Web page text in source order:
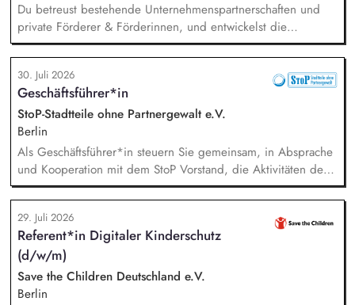
Du betreust bestehende Unternehmenspartnerschaften und
private Förderer & Förderinnen, und entwickelst die
Zusammenarbeit systematisch weiter. Du identifizierst neue
Unternehmen und Förderer & Förderinnen und sprichst sie
aktiv an. Du planst und setzt Fundraising-Maßnahmen
eigenständig um und verfolgst deren Ergebnisse. Du
arbeitest eng mit der Landesdirektion, dem Marketing und
unseren Programmkollegen zusammen.
30. Juli 2026
Geschäftsführer*in
StoP-Stadtteile ohne Partnergewalt e.V.
Berlin
Als Geschäftsführer*in steuern Sie gemeinsam, in Absprache
und Kooperation mit dem StoP Vorstand, die Aktivitäten der
Bundesfachstelle StoP. Im Einzelnen bedeutet das:
Projektmanagement und Verantwortung für die Umsetzung
des Gesamtprojektes, Gesamtsteuerung und Sicherstellung
des wirtschaftlichen Betriebes der Geschäftsstelle und des
Vereins (Finanzierung, Controlling), Akquise von
Fördermitteln und Spenden sowie Personalverantwortung für
die Bundesfachstelle mit 4 Mitarbeitenden.
29. Juli 2026
Referent*in Digitaler Kinderschutz
(d/w/m)
Save the Children Deutschland e.V.
Berlin